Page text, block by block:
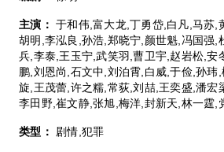
主演：于和伟,富大龙,丁勇岱,白凡,马苏,
胡明,李泓良,孙浩,郑晓宁,颜世魁,冯国强,
兵,李泰,王玉宁,武笑羽,曹卫宇,赵岩松,安
鹏,刘恩尚,石文中,刘泊霄,白威,于俭,孙玮
旋,王茂蕾,许之糯,常荻,刘喆,王奕盛,潘宏
李田野,崔文静,张旭,梅洋,封新天,林一霆,
类型： 剧情,犯罪